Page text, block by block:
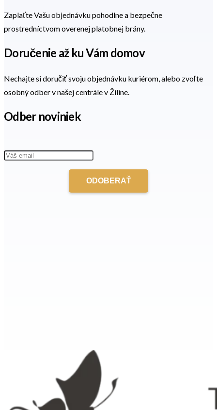
Zaplaťte Vašu objednávku pohodlne a bezpečne
prostredníctvom overenej platobnej brány.
Doručenie až ku Vám domov
Nechajte si doručiť svoju objednávku kuriérom, alebo zvoľte
osobný odber v našej centrále v Žiline.
Odber noviniek